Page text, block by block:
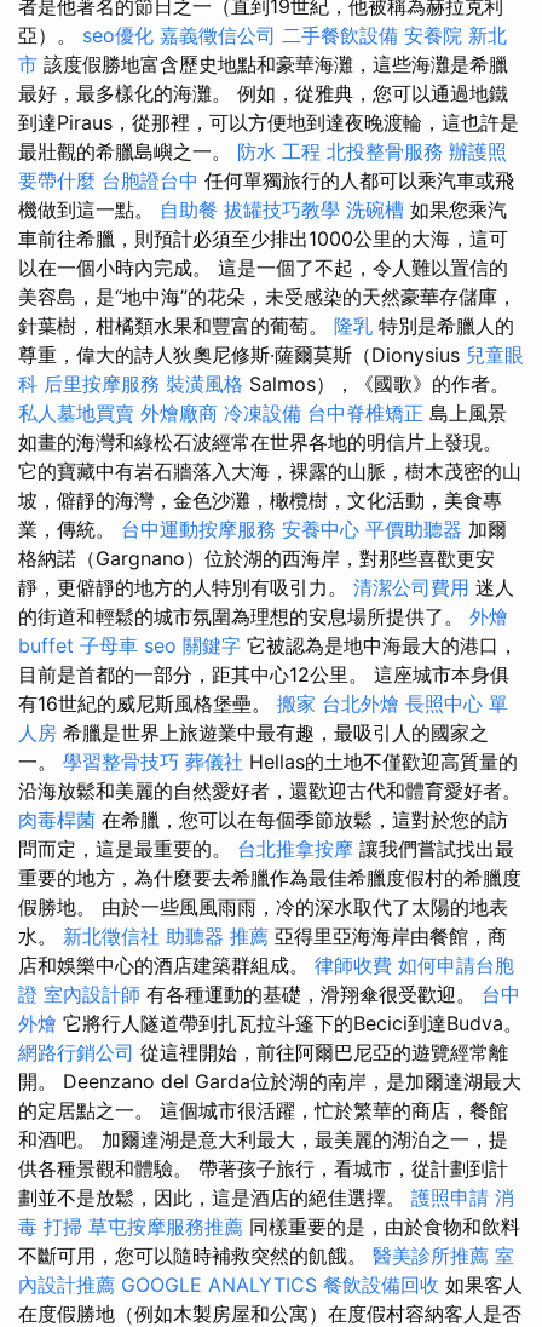
者是他著名的節日之一（直到19世紀，他被稱為赫拉克利
亞）。 seo優化 嘉義徵信公司 二手餐飲設備 安養院 新北
市 該度假勝地富含歷史地點和豪華海灘，這些海灘是希臘
最好，最多樣化的海灘。 例如，從雅典，您可以通過地鐵
到達Piraus，從那裡，可以方便地到達夜晚渡輪，這也許是
最壯觀的希臘島嶼之一。 防水 工程 北投整骨服務 辦護照
要帶什麼 台胞證台中 任何單獨旅行的人都可以乘汽車或飛
機做到這一點。 自助餐 拔罐技巧教學 洗碗槽 如果您乘汽
車前往希臘，則預計必須至少排出1000公里的大海，這可
以在一個小時內完成。 這是一個了不起，令人難以置信的
美容島，是“地中海”的花朵，未受感染的天然豪華存儲庫，
針葉樹，柑橘類水果和豐富的葡萄。 隆乳 特別是希臘人的
尊重，偉大的詩人狄奧尼修斯·薩爾莫斯（Dionysius 兒童眼
科 后里按摩服務 裝潢風格 Salmos），《國歌》的作者。
私人墓地買賣 外燴廠商 冷凍設備 台中脊椎矯正 島上風景
如畫的海灣和綠松石波經常在世界各地的明信片上發現。
它的寶藏中有岩石牆落入大海，裸露的山脈，樹木茂密的山
坡，僻靜的海灣，金色沙灘，橄欖樹，文化活動，美食專
業，傳統。 台中運動按摩服務 安養中心 平價助聽器 加爾
格納諾（Gargnano）位於湖的西海岸，對那些喜歡更安
靜，更僻靜的地方的人特別有吸引力。 清潔公司費用 迷人
的街道和輕鬆的城市氛圍為理想的安息場所提供了。 外燴
buffet 子母車 seo 關鍵字 它被認為是地中海最大的港口，
目前是首都的一部分，距其中心12公里。 這座城市本身俱
有16世紀的威尼斯風格堡壘。 搬家 台北外燴 長照中心 單
人房 希臘是世界上旅遊業中最有趣，最吸引人的國家之
一。 學習整骨技巧 葬儀社 Hellas的土地不僅歡迎高質量的
沿海放鬆和美麗的自然愛好者，還歡迎古代和體育愛好者。
肉毒桿菌 在希臘，您可以在每個季節放鬆，這對於您的訪
問而定，這是最重要的。 台北推拿按摩 讓我們嘗試找出最
重要的地方，為什麼要去希臘作為最佳希臘度假村的希臘度
假勝地。 由於一些風風雨雨，冷的深水取代了太陽的地表
水。 新北徵信社 助聽器 推薦 亞得里亞海海岸由餐館，商
店和娛樂中心的酒店建築群組成。 律師收費 如何申請台胞
證 室內設計師 有各種運動的基礎，滑翔傘很受歡迎。 台中
外燴 它將行人隧道帶到扎瓦拉斗篷下的Becici到達Budva。
網路行銷公司 從這裡開始，前往阿爾巴尼亞的遊覽經常離
開。 Deenzano del Garda位於湖的南岸，是加爾達湖最大
的定居點之一。 這個城市很活躍，忙於繁華的商店，餐館
和酒吧。 加爾達湖是意大利最大，最美麗的湖泊之一，提
供各種景觀和體驗。 帶著孩子旅行，看城市，從計劃到計
劃並不是放鬆，因此，這是酒店的絕佳選擇。 護照申請 消
毒 打掃 草屯按摩服務推薦 同樣重要的是，由於食物和飲料
不斷可用，您可以隨時補救突然的飢餓。 醫美診所推薦 室
內設計推薦 GOOGLE ANALYTICS 餐飲設備回收 如果客人
在度假勝地（例如木製房屋和公寓）在度假村容納客人是否